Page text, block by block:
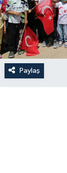
Paylaş